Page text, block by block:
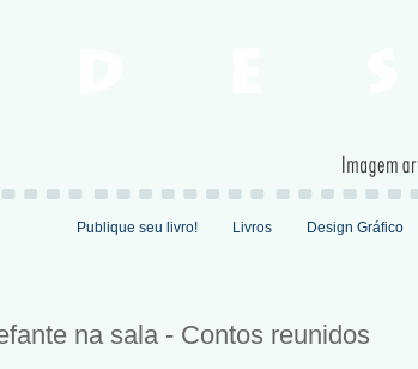
Publique seu livro! Livros Design Gráfico
na sala - Contos reunidos